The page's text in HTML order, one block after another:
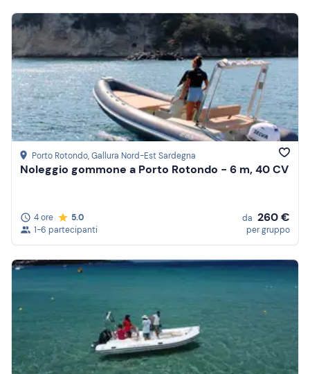
Porto Rotondo, Gallura Nord-Est Sardegna
Noleggio gommone a Porto Rotondo - 6 m, 40 CV
4 ore
5.0
1-6 partecipanti
da 260 €
per gruppo